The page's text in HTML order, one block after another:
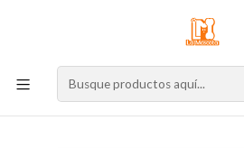
Nuestro stock online es
Compre por la web para garantizar sus
Inicio Gato Alimento para Gatos
N&D Cat - Lata Prime